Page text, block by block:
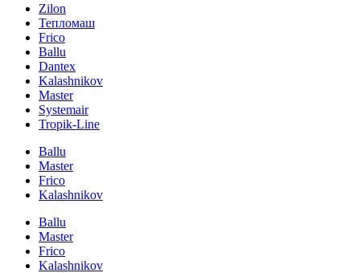
Zilon
Тепломаш
Frico
Ballu
Dantex
Kalashnikov
Master
Systemair
Tropik-Line
Ballu
Master
Frico
Kalashnikov
Ballu
Master
Frico
Kalashnikov